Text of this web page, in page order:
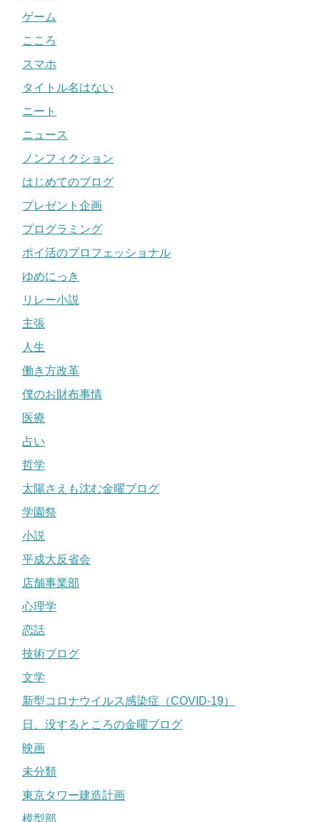
ゲーム
こころ
スマホ
タイトル名はない
ニート
ニュース
ノンフィクション
はじめてのブログ
プレゼント企画
プログラミング
ポイ活のプロフェッショナル
ゆめにっき
リレー小説
主張
人生
働き方改革
僕のお財布事情
医療
占い
哲学
太陽さえも沈む金曜ブログ
学園祭
小説
平成大反省会
店舗事業部
心理学
恋話
技術ブログ
文学
新型コロナウイルス感染症（COVID-19）
日、没するところの金曜ブログ
映画
未分類
東京タワー建造計画
模型部